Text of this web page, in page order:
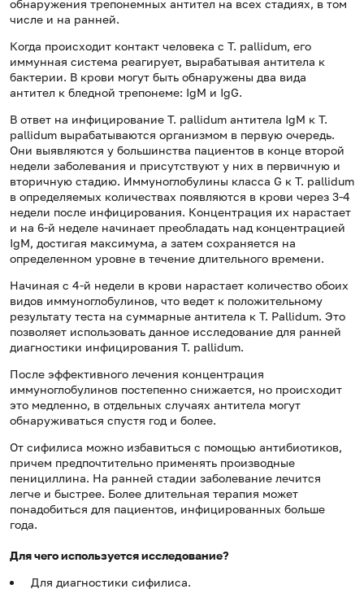
обнаружения трепонемных антител на всех стадиях, в том
числе и на ранней.
Когда происходит контакт человека с T. pallidum, его
иммунная система реагирует, вырабатывая антитела к
бактерии. В крови могут быть обнаружены два вида
антител к бледной трепонеме: IgM и IgG.
В ответ на инфицирование T. pallidum антитела IgM к T.
pallidum вырабатываются организмом в первую очередь.
Они выявляются у большинства пациентов в конце второй
недели заболевания и присутствуют у них в первичную и
вторичную стадию. Иммуноглобулины класса G к T. pallidum
в определяемых количествах появляются в крови через 3-4
недели после инфицирования. Концентрация их нарастает
и на 6-й неделе начинает преобладать над концентрацией
IgM, достигая максимума, а затем сохраняется на
определенном уровне в течение длительного времени.
Начиная с 4-й недели в крови нарастает количество обоих
видов иммуноглобулинов, что ведет к положительному
результату теста на суммарные антитела к T. Pallidum. Это
позволяет использовать данное исследование для ранней
диагностики инфицирования T. pallidum.
После эффективного лечения концентрация
иммуноглобулинов постепенно снижается, но происходит
это медленно, в отдельных случаях антитела могут
обнаруживаться спустя год и более.
От сифилиса можно избавиться с помощью антибиотиков,
причем предпочтительно применять производные
пенициллина. На ранней стадии заболевание лечится
легче и быстрее. Более длительная терапия может
понадобиться для пациентов, инфицированных больше
года.
Для чего используется исследование?
Для диагностики сифилиса.